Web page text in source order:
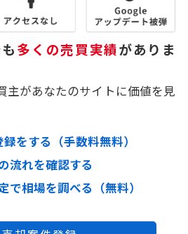
多くの売買実績がありま
主があなたのサイトに価値を見
をする（手数料無料）
流れを確認する
で相場を調べる（無料）